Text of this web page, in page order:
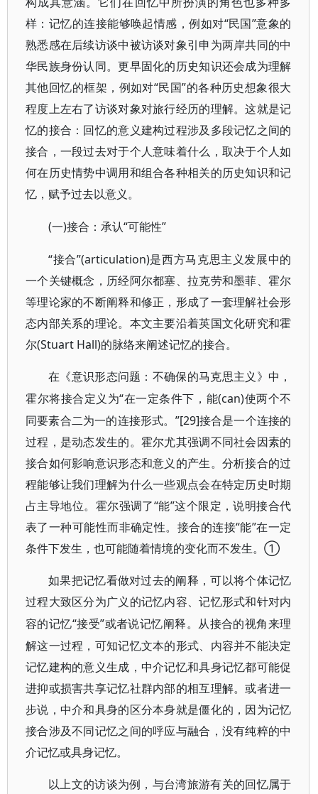
样：记忆的连接能够唤起情感，例如对“民国”意象的
熟悉感在后续访谈中被访谈对象引申为两岸共同的中
华民族身份认同。更早固化的历史知识还会成为理解
其他回忆的框架，例如对“民国”的各种历史想象很大
程度上左右了访谈对象对旅行经历的理解。这就是记
忆的接合：回忆的意义建构过程涉及多段记忆之间的
接合，一段过去对于个人意味着什么，取决于个人如
何在历史情势中调用和组合各种相关的历史知识和记
忆，赋予过去以意义。
(一)接合：承认“可能性”
“接合”(articulation)是西方马克思主义发展中的
一个关键概念，历经阿尔都塞、拉克劳和墨菲、霍尔
等理论家的不断阐释和修正，形成了一套理解社会形
态内部关系的理论。本文主要沿着英国文化研究和霍
尔(Stuart Hall)的脉络来阐述记忆的接合。
在《意识形态问题：不确保的马克思主义》中，
霍尔将接合定义为“在一定条件下，能(can)使两个不
同要素合二为一的连接形式。”[29]接合是一个连接的
过程，是动态发生的。霍尔尤其强调不同社会因素的
接合如何影响意识形态和意义的产生。分析接合的过
程能够让我们理解为什么一些观点会在特定历史时期
占主导地位。霍尔强调了“能”这个限定，说明接合代
表了一种可能性而非确定性。接合的连接“能”在一定
条件下发生，也可能随着情境的变化而不发生。①
如果把记忆看做对过去的阐释，可以将个体记忆
过程大致区分为广义的记忆内容、记忆形式和针对内
容的记忆“接受”或者说记忆阐释。从接合的视角来理
解这一过程，可知记忆文本的形式、内容并不能决定
记忆建构的意义生成，中介记忆和具身记忆都可能促
进抑或损害共享记忆社群内部的相互理解。或者进一
步说，中介和具身的区分本身就是僵化的，因为记忆
接合涉及不同记忆之间的呼应与融合，没有纯粹的中
介记忆或具身记忆。
以上文的访谈为例，与台湾旅游有关的回忆属于